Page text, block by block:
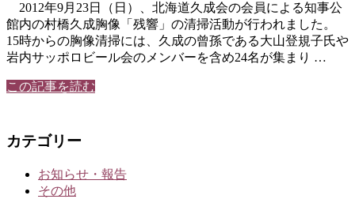
2012年9月23日（日）、北海道久成会の会員による知事公
館内の村橋久成胸像「残響」の清掃活動が行われました。
15時からの胸像清掃には、久成の曾孫である大山登規子氏や
岩内サッポロビール会のメンバーを含め24名が集まり …
この記事を読む
カテゴリー
お知らせ・報告
その他